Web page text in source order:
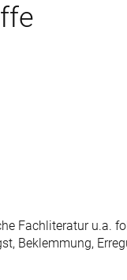
Fachliteratur u.a.
Beklemmung,